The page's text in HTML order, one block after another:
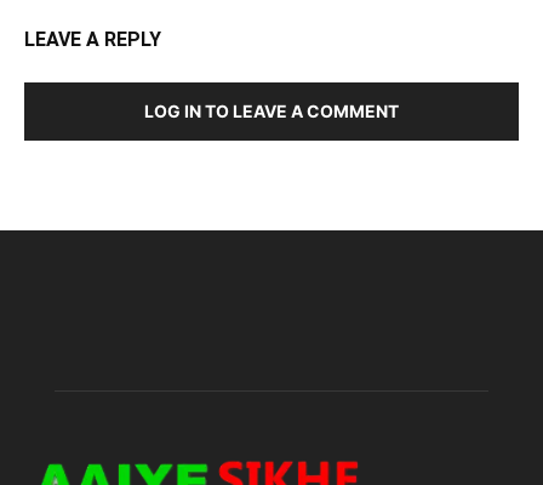
LEAVE A REPLY
LOG IN TO LEAVE A COMMENT